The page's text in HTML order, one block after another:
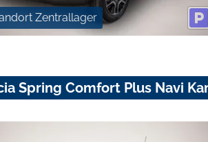
Zentrallager
Spring Comfort Plus Navi